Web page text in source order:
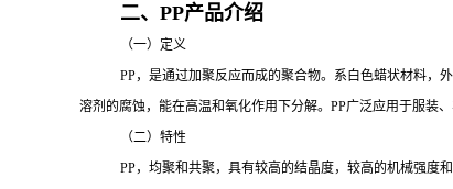
二、PP产品介绍
（一）定义
PP，是通过加聚反应而成的聚合物。系白色蜡状材料，
溶剂的腐蚀，能在高温和氧化作用下分解。 PP广泛应用于服装
（二）特性
PP，均聚和共聚，具有较高的结晶度，较高的机械强度和